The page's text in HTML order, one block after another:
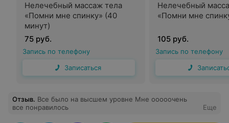
Нелечебный массаж тела
«Помни мне спинку» (40
минут)
75 руб.
Запись по телефону
Записаться
Нелечебный
«Помни мне
105 руб.
Запись по телефону
Отзыв. Все было на высшем уровне Мне ооооочень
все понравилось
Еще